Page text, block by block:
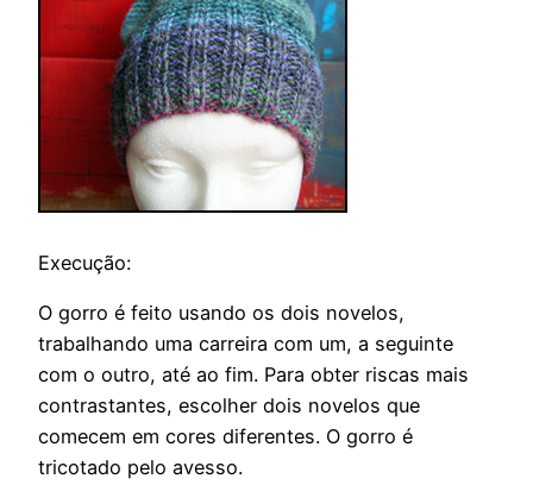
Execução:
O gorro é feito usando os dois novelos,
trabalhando uma carreira com um, a seguinte
com o outro, até ao fim. Para obter riscas mais
contrastantes, escolher dois novelos que
comecem em cores diferentes. O gorro é
tricotado pelo avesso.